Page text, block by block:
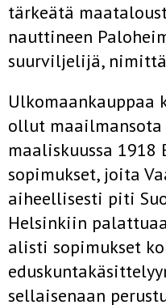
tärkeätä
nauttineen
suurviljelijä,
Ulkomaankauppaa
ollut maailmansota
maaliskuussa
sopimukset, joita
aiheellisesti piti
Helsinkiin
alisti sopimukset
sellaisenaan